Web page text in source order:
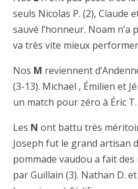
seuls Nicolas P. (2), Claude
sauvé l’honneur. Noam n’a
va très vite mieux
Nos M reviennent
(3-13). Michaël , Émilien et
un match pour zéro à Éric T.
Les N ont battu très
Joseph fut le grand artisan
pommade vaudou a fait des
par Guillain (3). Nathan D.